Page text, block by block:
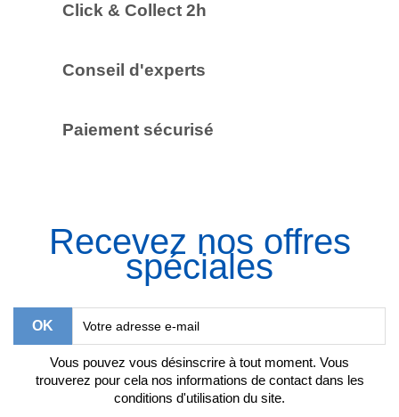
Click & Collect 2h
Conseil d'experts
Paiement sécurisé
Recevez nos offres
spéciales
Vous pouvez vous désinscrire à tout moment. Vous
trouverez pour cela nos informations de contact dans les
conditions d'utilisation du site.